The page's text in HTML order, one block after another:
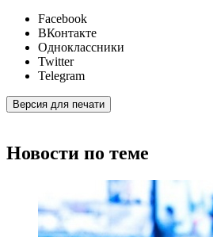
Facebook
ВКонтакте
Одноклассники
Twitter
Telegram
Версия для печати
Новости по теме